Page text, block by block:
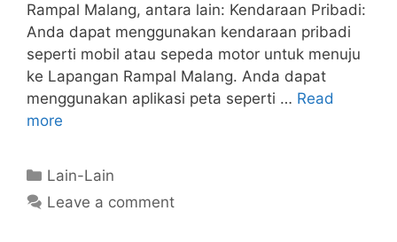
Rampal Malang, antara lain: Kendaraan Pribadi:
Anda dapat menggunakan kendaraan pribadi
seperti mobil atau sepeda motor untuk menuju
ke Lapangan Rampal Malang. Anda dapat
menggunakan aplikasi peta seperti … Read
more
Categories
Lain-Lain
Leave a comment